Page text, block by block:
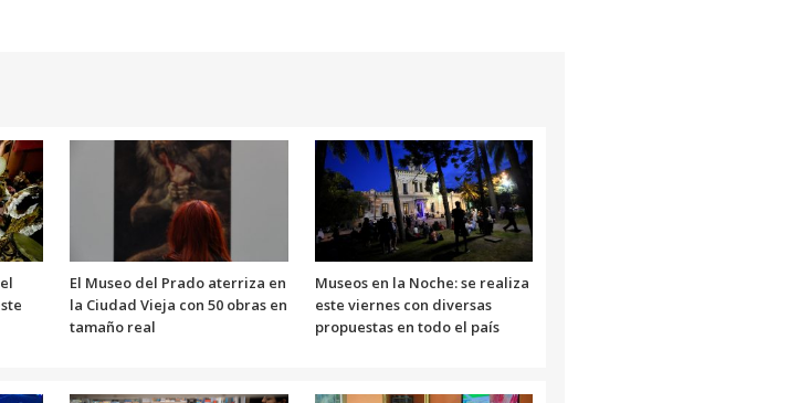
El Museo del Prado aterriza en
la Ciudad Vieja con 50 obras en
tamaño real
Museos en la Noche: se realiza
este viernes con diversas
propuestas en todo el país